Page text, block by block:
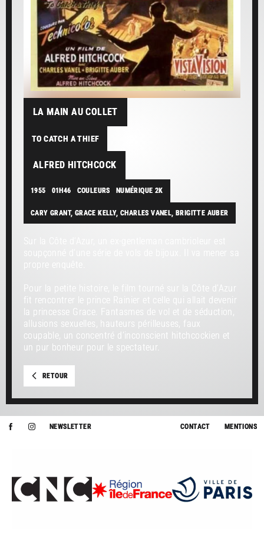
LA MAIN AU COLLET
TO CATCH A THIEF
ALFRED HITCHCOCK
1955 01H46 COULEURS NUMÉRIQUE 2K
CARY GRANT, GRACE KELLY, CHARLES VANEL, BRIGITTE AUBER
Pour la petite histoire, le film tourné sur la Côte d’Azur
fit rencontrer le prince Rainier et celle qui allait devenir
la princesse Grace. Fantasmes de vol et de séduction,
allusions sexuelles, hauteurs périlleuses, faux
coupable, un concentré d’inconscient hitchcockien et
un pur bonheur pour le spectateur.
RETOUR
NEWSLETTER CONTACT MENTIONS